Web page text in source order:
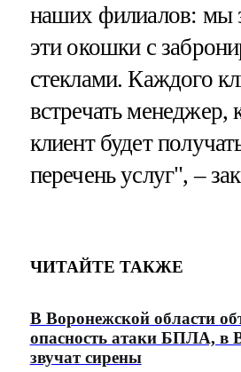
наших филиалов: мы
эти окошки с
стеклами. Каждого
встречать
клиент будет
перечень услуг", –
ЧИТАЙТЕ ТАКЖЕ
В Воронежской области
опасность атаки БПЛА, в
звучат сирены